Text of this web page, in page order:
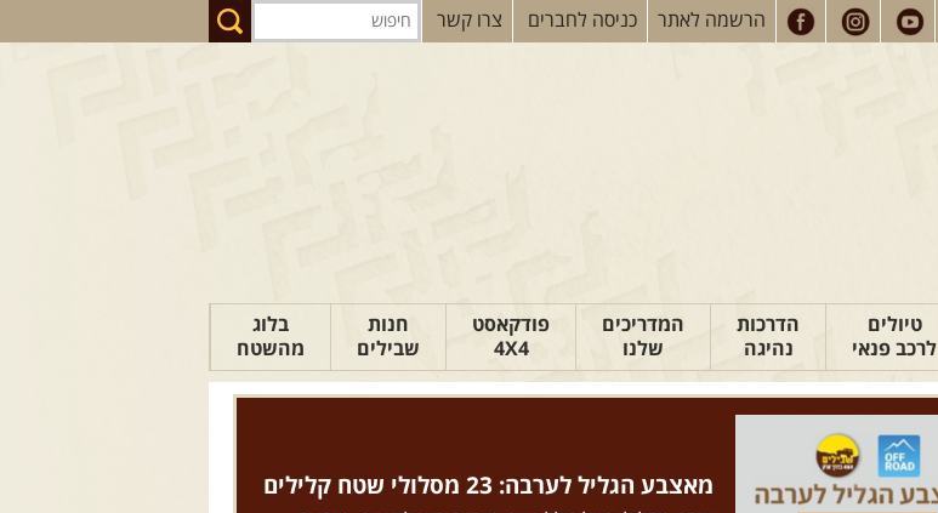
הרשמה לאתר כניסה לחברים צרו קשר
טיולים
לרכב פנאי
הדרכות
נהיגה
המדריכים
שלנו
פודקאסט
4X4
חנות
שבילים
בלוג
מהשטח
הבלוג של יואב
טיפים לנהיגה
היחיד בעברית. כל מה שצריך לדעת על ג'יפאות, נהיגת שטח